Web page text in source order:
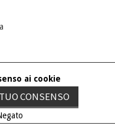
ai cookie
CONSENSO